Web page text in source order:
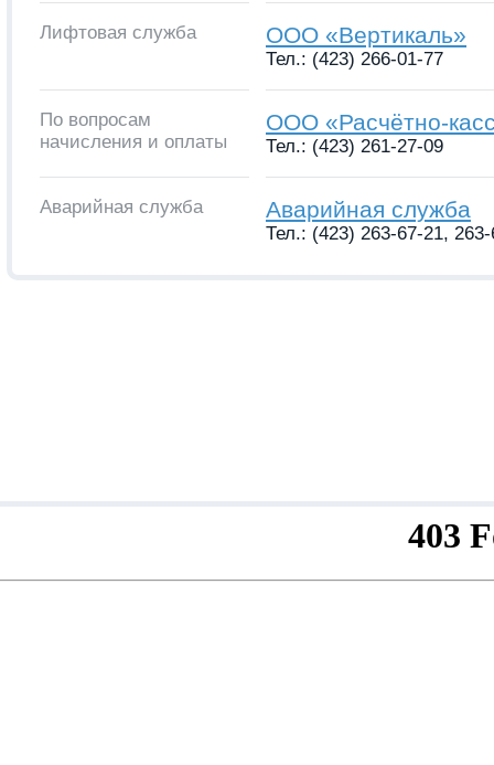
Лифтовая служба ООО «Вертикаль»
Тел.: (423) 266-01-77
По вопросам
начисления и оплаты
ООО «Расчётно-
Тел.: (423) 261-27-09
Аварийная служба Аварийная служба
Тел.: (423) 263-67-21,